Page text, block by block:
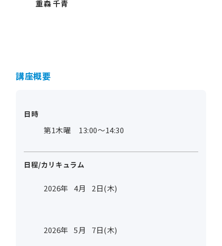
重森 千青
講座概要
日時
第1木曜 13:00～14:30
日程/カリキュラム
2026年 4月 2日(木)
2026年 5月 7日(木)